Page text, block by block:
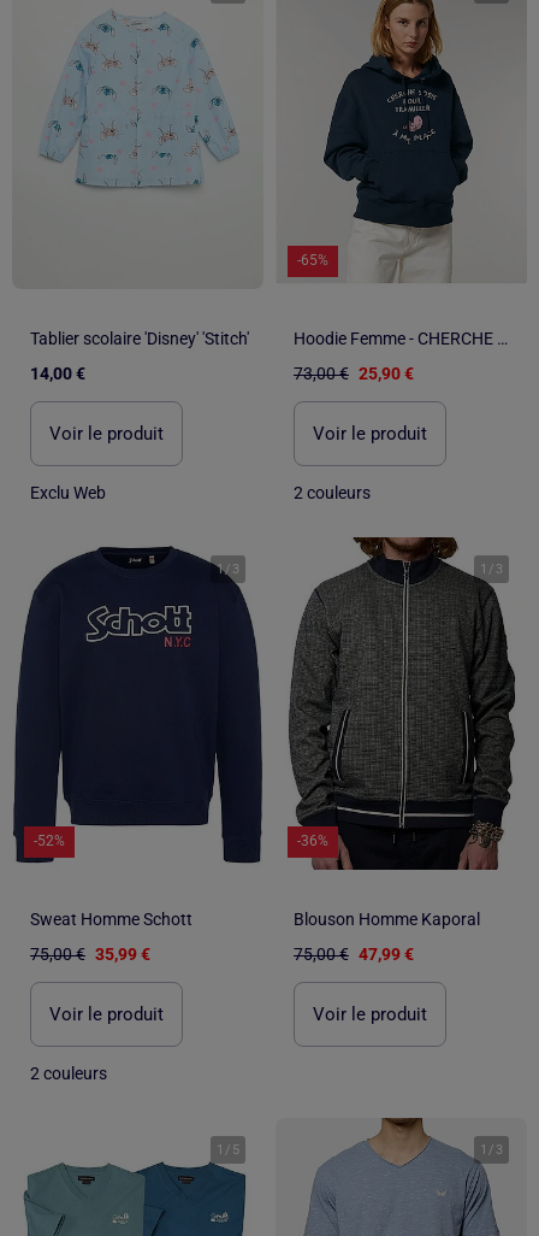
Tablier scolaire 'Disney' 'Stitch'
14,00 €
Voir le produit
Exclu Web
-65%
Hoodie Femme - CHERCHE SOSIE POUR TRAVAILLER A MA PLACE
73,00 € 25,90 €
Voir le produit
2 couleurs
1/ 3
-52%
Sweat Homme Schott
75,00 € 35,99 €
Voir le produit
2 couleurs
1 / 3
-36%
Blouson Homme Kaporal
75,00 € 47,99 €
Voir le produit
1 / 5 1 / 3